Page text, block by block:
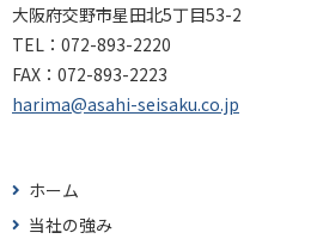
大阪府交野市星田北5丁目53-2
TEL： 072-893-2220
FAX： 072-893-2223
harima@asahi-seisaku.co.jp
ホーム
当社の強み